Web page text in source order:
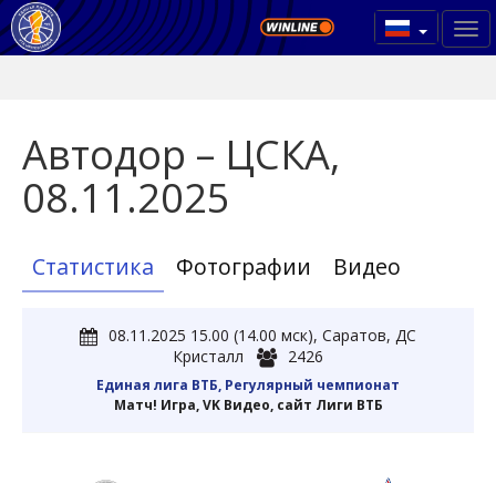
Автодор – ЦСКА,
08.11.2025
Статистика Фотографии Видео